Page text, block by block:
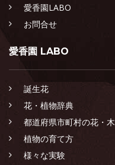
愛香園LABO
お問合せ
愛香園 LABO
誕生花
花・植物辞典
都道府県市町村の花・木
植物の育て方
様々な実験